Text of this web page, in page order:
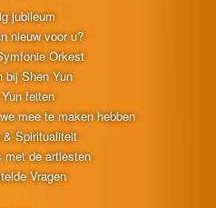
jubileum
nieuw voor u?
Orkest
bij Shen Yun
feiten
mee te maken hebben
& Spiritualiteit
met de artiesten
Vragen